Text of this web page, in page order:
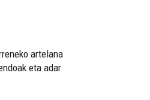
artelana
eta adar